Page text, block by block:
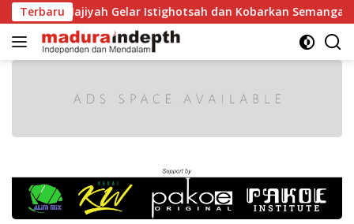
Langsung
ke
konten
TerbaruGelar Istighotsah dan Kobarkan Semangat